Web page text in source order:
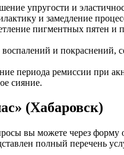
упругости и
и замедление
пигментных пятен и
и покраснений,
периода ремиссии при
сияние.
(Хабаровск)
вы можете через
полный перечень